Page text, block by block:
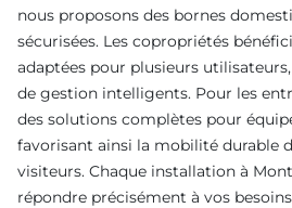
nous proposons des bornes
sécurisées. Les copropriétés
adaptées pour plusieurs
de gestion intelligents. Pour les
des solutions complètes pour
favorisant ainsi la mobilité durable
visiteurs. Chaque installation à
répondre précisément à vos